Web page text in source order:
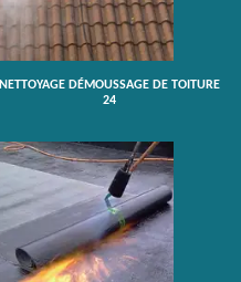
NETTOYAGE DÉMOUSSAGE DE TOITURE
24